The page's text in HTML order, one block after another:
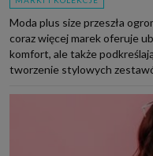
Moda plus size przeszła
coraz więcej marek oferuje
komfort, ale także
tworzenie stylowych